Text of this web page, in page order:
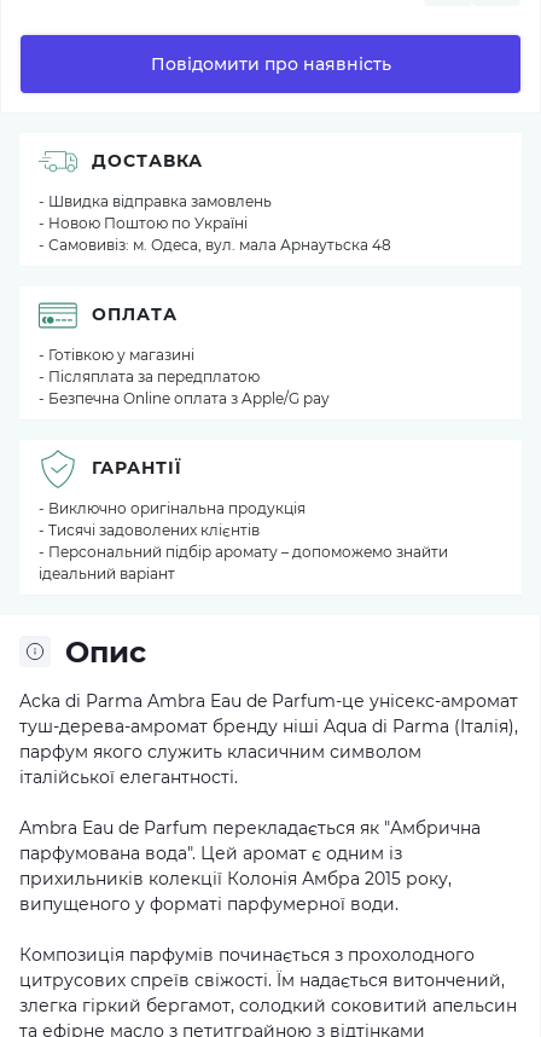
Повідомити про наявність
Опис
Acka di Parma Ambra Eau de Parfum-це унісекс-амромат
туш-дерева-амромат бренду ніші Aqua di Parma (Італія),
парфум якого служить класичним символом
італійської елегантності.
Ambra Eau de Parfum перекладається як "Амбрична
парфумована вода". Цей аромат є одним із
прихильників колекції Колонія Амбра 2015 року,
випущеного у форматі парфумерної води.
Композиція парфумів починається з прохолодного
цитрусових спреїв свіжості. Їм надається витончений,
злегка гіркий бергамот, солодкий соковитий апельсин
та ефірне масло з петитграйною з відтінками
ДОСТАВКА
- Швидка відправка замовлень
- Новою Поштою по Україні
- Самовивіз: м. Одеса, вул. мала Арнаутьска 48
ОПЛАТА
- Готівкою у магазині
- Післяплата за передплатою
- Безпечна Online оплата з Apple/G pay
ГАРАНТІЇ
- Виключно оригінальна продукція
- Тисячі задоволених клієнтів
- Персональний підбір аромату – допоможемо знайти
ідеальний варіант